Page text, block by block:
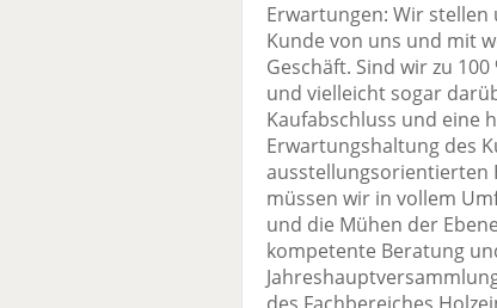
Erwartungen: Wir stellen
Kunde von uns und mit
Geschäft. Sind wir zu
und vielleicht sogar
Kaufabschluss und eine
Erwartungshaltung des
ausstellungsorientierten
müssen wir in vollem
und die Mühen der
kompetente Beratung